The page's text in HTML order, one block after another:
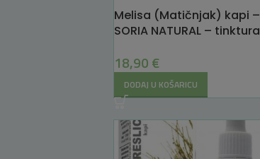
Melisa (Matičnjak) kapi –
SORIA NATURAL – tinktura
18,90 €
DODAJ U KOŠARICU